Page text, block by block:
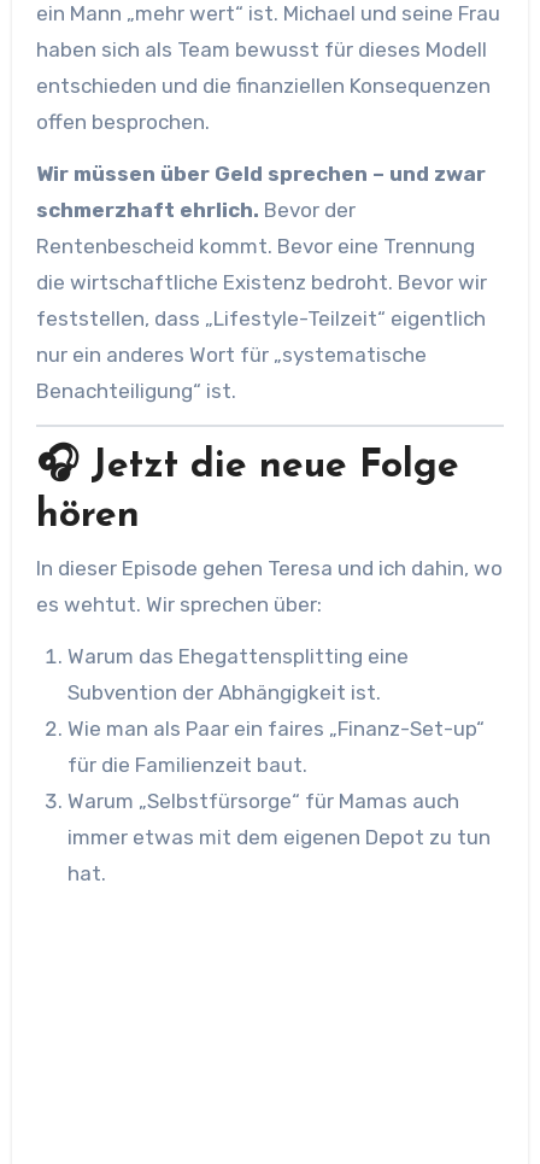
ein Mann „mehr wert“ ist. Michael und seine Frau
haben sich als Team bewusst für dieses Modell
entschieden und die finanziellen Konsequenzen
offen besprochen.
Wir müssen über Geld sprechen – und zwar
schmerzhaft ehrlich. Bevor der
Rentenbescheid kommt. Bevor eine Trennung
die wirtschaftliche Existenz bedroht. Bevor wir
feststellen, dass „Lifestyle-Teilzeit“ eigentlich
nur ein anderes Wort für „systematische
Benachteiligung“ ist.
🎧 Jetzt die neue Folge
hören
In dieser Episode gehen Teresa und ich dahin, wo
es wehtut. Wir sprechen über:
Warum das Ehegattensplitting eine
Subvention der Abhängigkeit ist.
Wie man als Paar ein faires „Finanz-Set-up“
für die Familienzeit baut.
Warum „Selbstfürsorge“ für Mamas auch
immer etwas mit dem eigenen Depot zu tun
hat.